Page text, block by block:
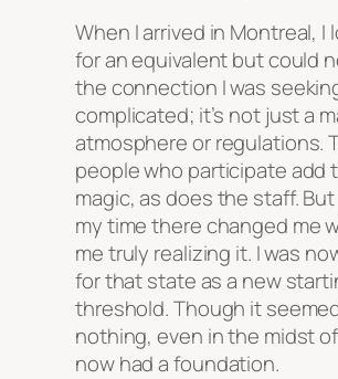
When I arrived in Montreal, I
for an equivalent but could
the connection I was
complicated; it’s not just a
atmosphere or regulations.
people who participate add
magic, as does the staff.
my time there changed me
me truly realizing it. I was
for that state as a new
threshold. Though it
nothing, even in the midst
now had a foundation.